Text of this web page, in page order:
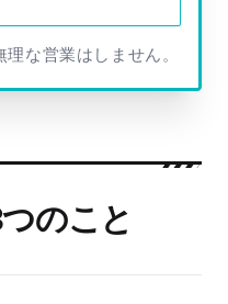
な営業はしません。
のこと